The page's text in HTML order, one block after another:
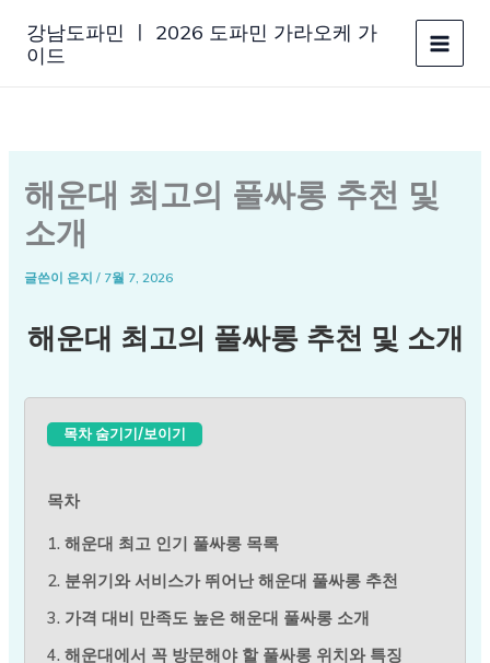
강남도파민 ㅣ 2026 도파민 가라오케 가
이드
해운대 최고의 풀싸롱 추천 및
소개
글쓴이 은지/ 7월 7, 2026
해운대 최고의 풀싸롱 추천 및 소개
목차 숨기기/보이기
목차
1. 해운대 최고 인기 풀싸롱 목록
2. 분위기와 서비스가 뛰어난 해운대 풀싸롱 추천
3. 가격 대비 만족도 높은 해운대 풀싸롱 소개
4. 해운대에서 꼭 방문해야 할 풀싸롱 위치와 특징